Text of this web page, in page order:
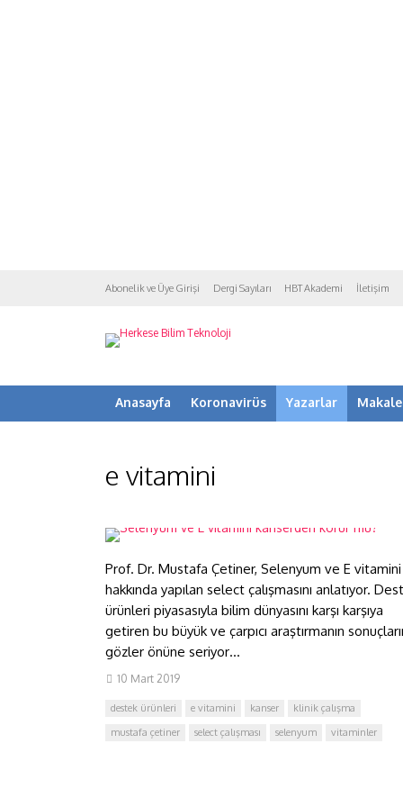
Abonelik ve Üye Girişi Dergi Sayıları HBT Akademi İletişim
Anasayfa Koronavirüs Yazarlar
e vitamini
Selenyum ve E vitamini
Prof. Dr. Mustafa Çetiner, Selenyum ve E vitamini
hakkında yapılan select çalışmasını anlatıyor.
ürünleri piyasasıyla bilim dünyasını karşı karşıya
getiren bu büyük ve çarpıcı araştırmanın
gözler önüne seriyor…
10 Mart 2019
destek ürünleri e vitamini kanser
klinik çalışma
mustafa çetiner
select çalışması selenyum vitaminler